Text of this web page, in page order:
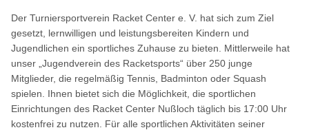
Der Turniersportverein Racket Center e. V. hat sich zum Ziel
gesetzt, lernwilligen und leistungsbereiten Kindern und
Jugendlichen ein sportliches Zuhause zu bieten. Mittlerweile hat
unser „Jugendverein des Racketsports“ über 250 junge
Mitglieder, die regelmäßig Tennis, Badminton oder Squash
spielen. Ihnen bietet sich die Möglichkeit, die sportlichen
Einrichtungen des Racket Center Nußloch täglich bis 17:00 Uhr
kostenfrei zu nutzen. Für alle sportlichen Aktivitäten seiner